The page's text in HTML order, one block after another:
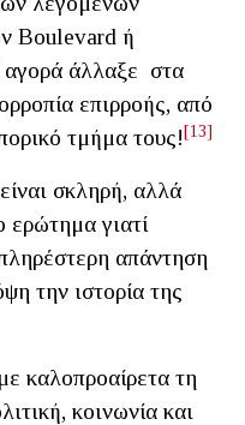
Boulevard ή
άλλαξε στα
επιρροής, από
τμήμα τους![13]
σκληρή, αλλά
ερώτημα γιατί
απάντηση
την ιστορία της
καλοπροαίρετα τη
κοινωνία και